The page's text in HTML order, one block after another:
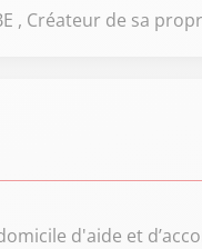
, Créateur de sa
d'aide et